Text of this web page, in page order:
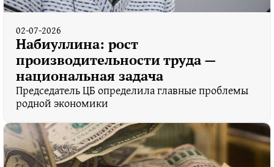
02-07-2026
Набиуллина: рост
производительности труда —
национальная задача
Председатель ЦБ определила главные проблемы
родной экономики